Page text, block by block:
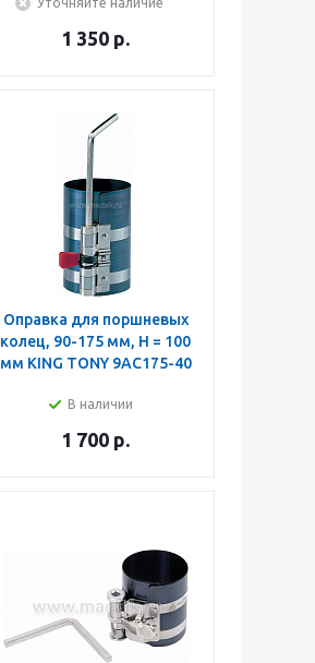
1 350 р.
Оправка для поршневых
колец, 90-175 мм, Н = 100
мм KING TONY 9AC175-40
В наличии
1 700 р.